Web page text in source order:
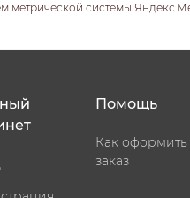
метрической системы
Помощь
Как оформить
заказ